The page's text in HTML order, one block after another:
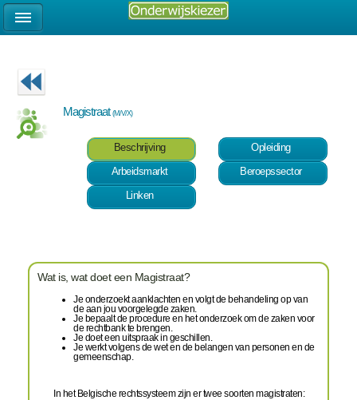
Magistraat(M/V/X)
Beschrijving
Opleiding
Arbeidsmarkt
Beroepssector
Linken
Wat is, wat doet een Magistraat?
Je onderzoekt aanklachten en volgt de behandeling op van
de aan jou voorgelegde zaken.
Je bepaalt de procedure en het onderzoek om de zaken voor
de rechtbank te brengen.
Je doet een uitspraak in geschillen.
Je werkt volgens de wet en de belangen van personen en de
gemeenschap.
In het Belgische rechtssysteem zijn er twee soorten magistraten: